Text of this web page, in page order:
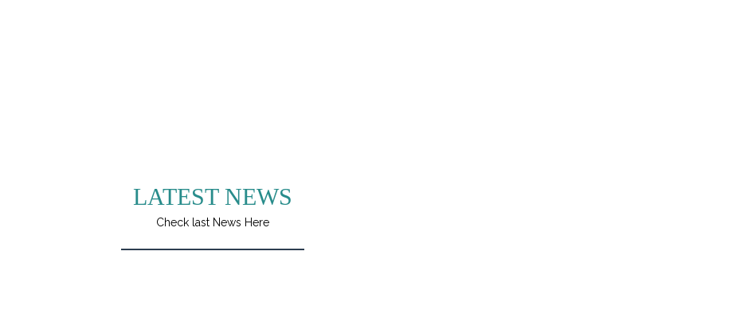
LATEST NEWS
Check last News Here